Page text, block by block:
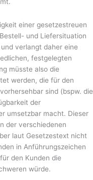
einer gesetzestreuen
und Liefersituation
verlangt daher eine
festgelegten
müsste also die
werden, die für den
sind (bspw. die
der
umsetzbar macht. Dieser
der verschiedenen
laut Gesetzestext nicht
in Anführungszeichen
den Kunden die
würde.